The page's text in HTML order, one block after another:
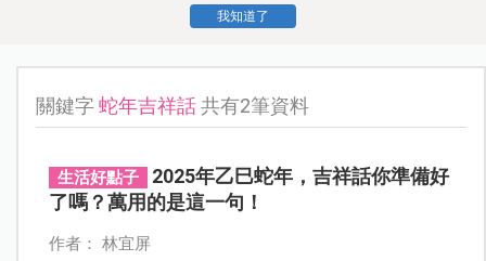
我知道了
關鍵字蛇年吉祥話共有2筆資料
生活好點子
2025年乙巳蛇年，吉祥話你準備好
了嗎？萬用的是這一句！
作者： 林宜屏